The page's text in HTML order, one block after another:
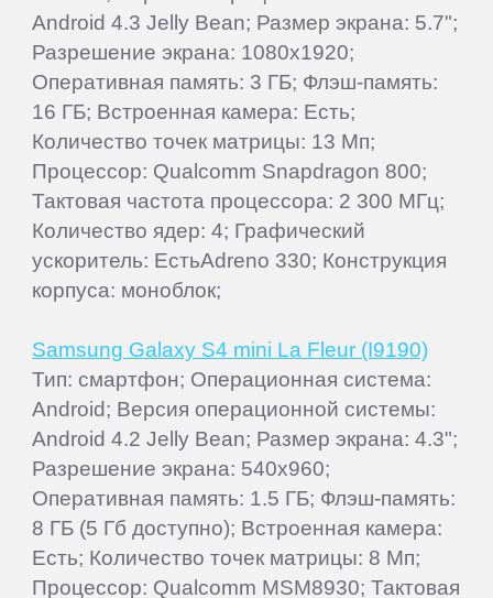
Android 4.3 Jelly Bean; Размер экрана: 5.7";
Разрешение экрана: 1080x1920;
Оперативная память: 3 ГБ; Флэш-память:
16 ГБ; Встроенная камера: Есть;
Количество точек матрицы: 13 Мп;
Процессор: Qualcomm Snapdragon 800;
Тактовая частота процессора: 2 300 МГц;
Количество ядер: 4; Графический
ускоритель: ЕстьAdreno 330; Конструкция
корпуса: моноблок;
Samsung Galaxy S4 mini La Fleur (I9190)
Тип: смартфон; Операционная система:
Android; Версия операционной системы:
Android 4.2 Jelly Bean; Размер экрана: 4.3";
Разрешение экрана: 540x960;
Оперативная память: 1.5 ГБ; Флэш-память:
8 ГБ (5 Гб доступно); Встроенная камера:
Есть; Количество точек матрицы: 8 Мп;
Процессор: Qualcomm MSM8930; Тактовая